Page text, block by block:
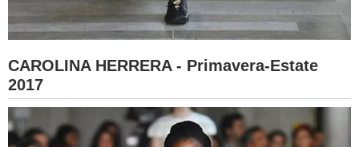
CAROLINA HERRERA - Primavera-Estate
2017